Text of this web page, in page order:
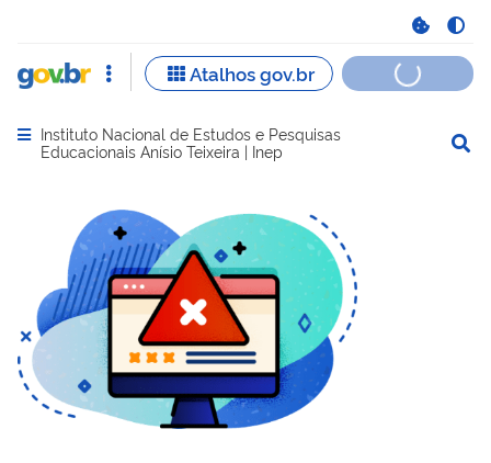
Abrir menu principal de navegação
Instituto Nacional de Estudos e Pesquisas
Educacionais Anísio Teixeira | Inep